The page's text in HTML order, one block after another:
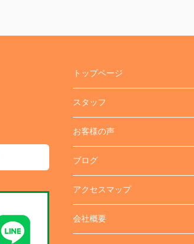
トップページ
スタッフ
お客様の声
ブログ
アクセスマップ
会社概要